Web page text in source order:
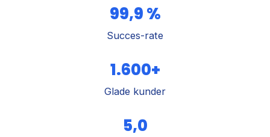
99,9 %
Succes-rate
1.600+
Glade kunder
5,0